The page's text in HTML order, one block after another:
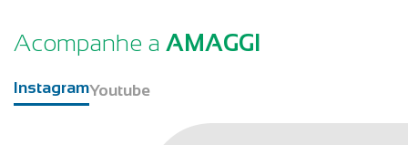
Acompanhe a AMAGGI
InstagramYoutube